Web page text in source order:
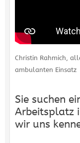
Christin Rahmich,
ambulanten Einsatz
Sie suchen
Arbeitsplatz
wir uns